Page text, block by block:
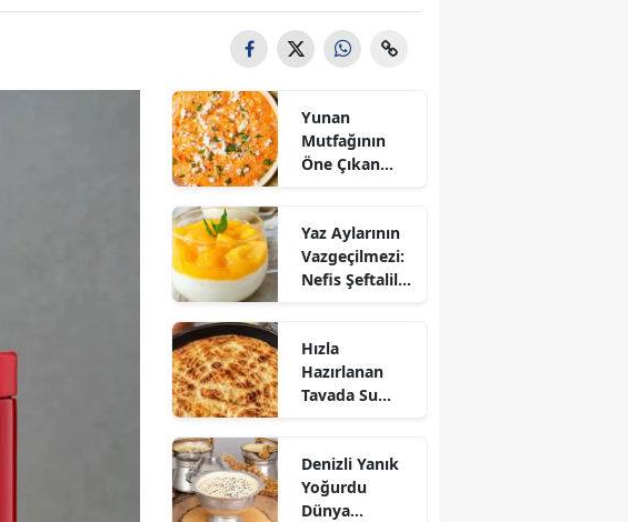
Yunan
Mutfağının
Öne Çıkan
Nasıl Yapılır?
Yaz Aylarının
Vazgeçilmezi:
Nefis Şeftalili
Hızla
Hazırlanan
Tavada Su
Sofralarınıza
Lezzet Katın!
Denizli Yanık
Yoğurdu
Dünya